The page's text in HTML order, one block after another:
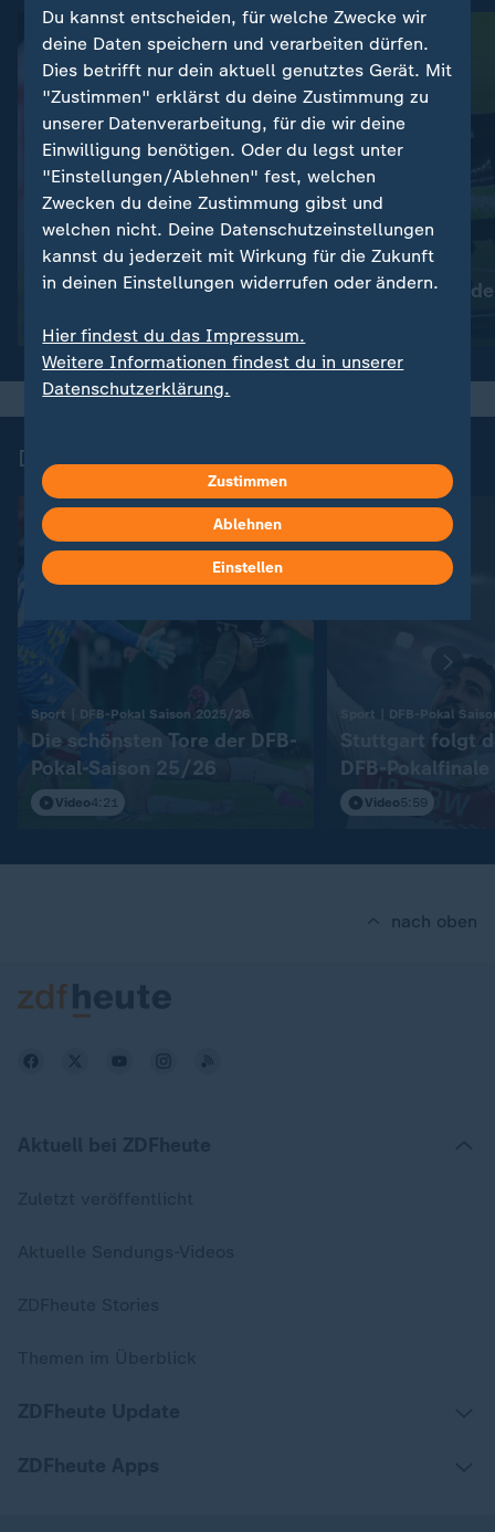
FAQ
Nachrichten | Sport:
DFB-Pokalfinale:
entscheidenden Duell
Nachrichten | Sport
Das ist neu in
DFB-Pokal - Highlights
Sport | DFB-Pokal Saison 2025/26
Die schönsten Tore der DFB-
Pokal-Saison 25/26
Video4:21
Sport | DFB-Pokal
Stuttgart folgt
DFB-Pokalfinale
Video5:59
nach oben
Du kannst entscheiden, für welche Zwecke wir
deine Daten speichern und verarbeiten dürfen.
Dies betrifft nur dein aktuell genutztes Gerät. Mit
"Zustimmen" erklärst du deine Zustimmung zu
unserer Datenverarbeitung, für die wir deine
Einwilligung benötigen. Oder du legst unter
"Einstellungen/Ablehnen" fest, welchen
Zwecken du deine Zustimmung gibst und
welchen nicht. Deine Datenschutzeinstellungen
kannst du jederzeit mit Wirkung für die Zukunft
in deinen Einstellungen widerrufen oder ändern.
Hier findest du das Impressum.
Weitere Informationen findest du in unserer
Datenschutzerklärung.
Zustimmen
Ablehnen
Einstellen